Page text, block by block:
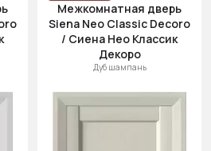
Межкомнатная дверь
Siena Neo Classic Decoro
/ Сиена Нео Классик
Декоро
Дуб шампань